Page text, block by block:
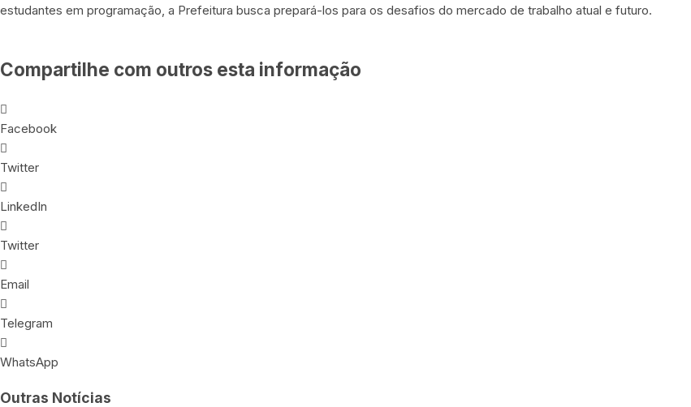
estudantes em programação, a Prefeitura busca prepará-los para os desafios do mercado de trabalho atual e futuro.
Compartilhe com outros esta informação
Facebook
Twitter
LinkedIn
Twitter
Email
Telegram
WhatsApp
Outras Notícias